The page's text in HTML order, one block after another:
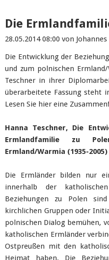
Die
28.05.2014 08:00 von Johannes
Die Entwicklung der
und zum polnischen
Teschner in ihrer
überarbeitete Fassung steht
Lesen Sie hier eine
Hanna Teschner, Die
Ermlandfamilie zu
Ermland/Warmia (1935-2005)
Die Ermländer bilden nur
innerhalb der
Beziehungen zu Polen
kirchlichen Gruppen oder
polnischen Dialog bemühen,
katholischen Ermländer
Ostpreußen mit den
Heimat haben. Die